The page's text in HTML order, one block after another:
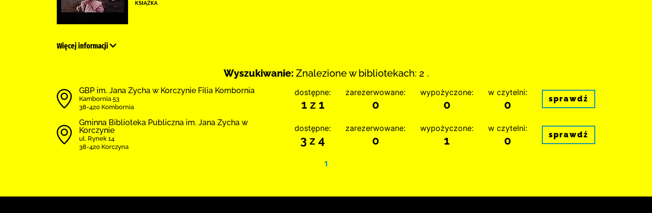
Więcej informacji
Wyszukiwanie: Znalezione w bibliotekach: 2 .
GBP im. Jana Zycha w Korczynie Filia Kombornia
Kambornia 53
38-420 Kombornia
dostępne:
1 z 1
zarezerwowane:
0
wypożyczone:
0
w czytelni:
0 sprawdź
Gminna Biblioteka Publiczna im. Jana Zycha w
Korczynie
ul. Rynek 14
38-420 Korczyna
dostępne:
3 z 4
zarezerwowane:
0
wypożyczone:
1
w czytelni:
0 sprawdź
1